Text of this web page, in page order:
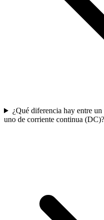
¿Qué diferencia hay entre
uno de corriente continua (DC)?